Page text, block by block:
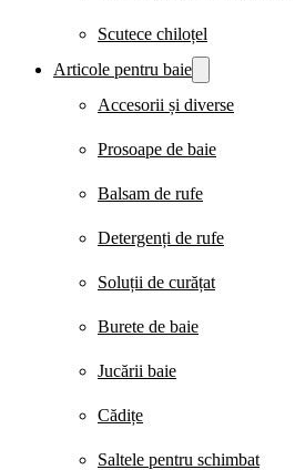
Scutece chiloțel
Articole pentru baie
Accesorii și diverse
Prosoape de baie
Balsam de rufe
Detergenți de rufe
Soluții de curățat
Burete de baie
Jucării baie
Cădițe
Saltele pentru schimbat